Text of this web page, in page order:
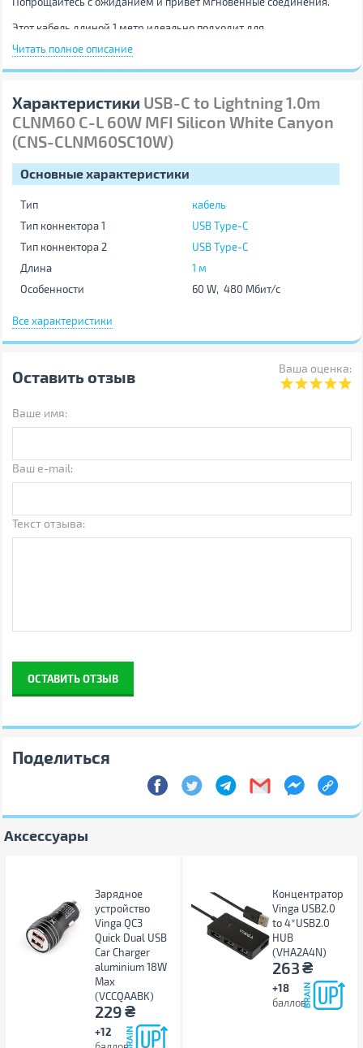
Этот кабель длиной 1 метр идеально подходит для
вам место, короткий достаточно, чтобы избежать запутывания.
Кроме того, гладкое, гибкое силиконовое покрытие отлично
Apple, готов хорошо работать с вашими устройствами.
Независимо от того, заряжаете ли вы, синхронизируете или
демонстрируете – отличный силиконовый дизайн CLNM60 дает
вам заряд энергии со стилем.
Читать полное описание
Характеристики USB-C to Lightning 1.0m
CLNM60 C-L 60W MFI Silicon White Canyon
(CNS-CLNM60SC10W)
Основные характеристики
Тип
кабель
Тип коннектора 1
USB Type-C
Тип коннектора 2
USB Type-C
Длина
1 м
Особенности
60 W, 480 Мбит/с
Другие
Производитель
Гарантия, мес
характеристики, внешний
без предварительного
Все характеристики
Оставить отзыв Ваша оценка:
Ваше имя:
Ваш e-mail:
Текст отзыва:
ОСТАВИТЬ ОТЗЫВ
Поделиться
Аксессуары
Зарядное
устройство
Vinga QC3
Quick Dual USB
Car Charger
aluminium 18W
Max
(VCCQAABK)
229₴
+12
Концентратор
Vinga USB2.0
to 4*USB2.0
HUB
(VHA2A4N)
263₴
+18
баллов